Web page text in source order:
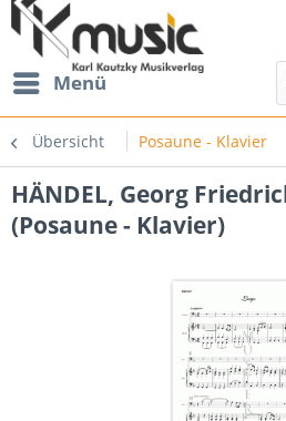
Menü
Übersicht Posaune - Klavier
HÄNDEL, Georg
(Posaune - Klavier)